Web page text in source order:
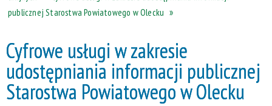
publicznej Starostwa Powiatowego w Olecku
Cyfrowe usługi w zakresie
udostępniania informacji publicznej
Starostwa Powiatowego w Olecku